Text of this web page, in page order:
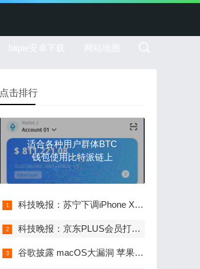
点击排行
适合各种用户群体BTC
钱包使用比特派链上
科技晚报：苏宁下调iPhone XS系列售价 日企
科技晚报：京东PLUS会员打通知乎 软银推
谷歌披露 macOS大漏洞 苹果无动于衷